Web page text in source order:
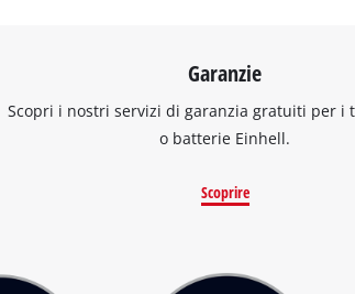
Garanzie
Scopri i nostri servizi di garanzia gratuiti per i
o batterie Einhell.
Scoprire